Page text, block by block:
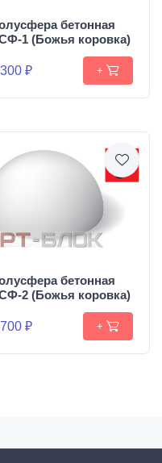
бетонная
1 (Божья коровка)
₽ +
бетонная
2 (Божья коровка)
₽ +